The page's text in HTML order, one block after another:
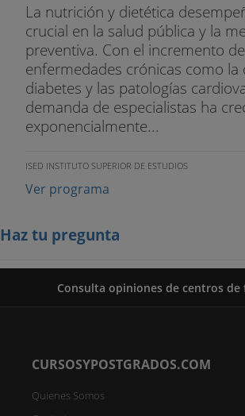
La nutrición y dietética
crucial en la salud pública y la
preventiva. Con el incremento de
enfermedades crónicas como la
diabetes y las patologías
demanda de especialistas ha
exponencialmente...
ISED INSTITUTO SUPERIOR DE ESTUDIOS
Ver programa
Haz tu pregunta
Consulta opiniones de centros de
CURSOSYPOSTGRADOS.COM
Quienes Somos